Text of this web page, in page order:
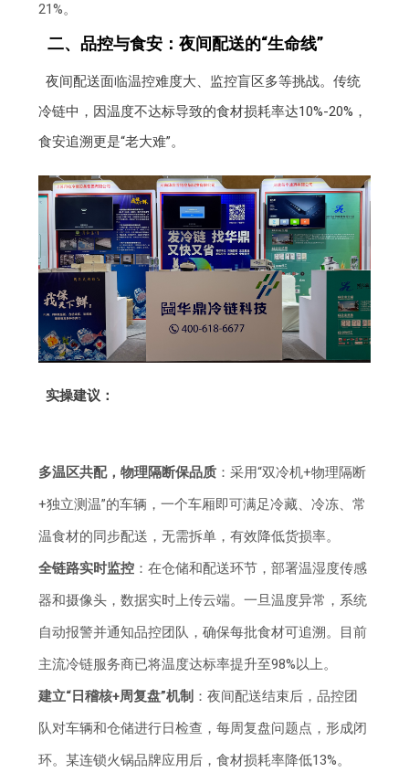
21%。
二、品控与食安：夜间配送的“生命线”
夜间配送面临温控难度大、监控盲区多等挑战。传统
冷链中，因温度不达标导致的食材损耗率达10%-20%，
食安追溯更是“老大难”。
实操建议：
多温区共配，物理隔断保品质 ：采用“双冷机+物理隔断
+独立测温”的车辆，一个车厢即可满足冷藏、冷冻、常
温食材的同步配送，无需拆单，有效降低货损率。
全链路实时监控 ：在仓储和配送环节，部署温湿度传感
器和摄像头，数据实时上传云端。一旦温度异常，系统
自动报警并通知品控团队，确保每批食材可追溯。目前
主流冷链服务商已将温度达标率提升至98%以上。
建立“日稽核+周复盘”机制 ：夜间配送结束后，品控团
队对车辆和仓储进行日检查，每周复盘问题点，形成闭
环。某连锁火锅品牌应用后，食材损耗率降低13%。